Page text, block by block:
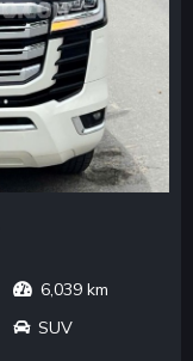
6,039 km
SUV